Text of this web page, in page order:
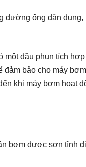
đường ống dân
một đầu phun tích
đảm bảo cho máy
khi máy bơm hoạt
bơm được sơn tĩnh